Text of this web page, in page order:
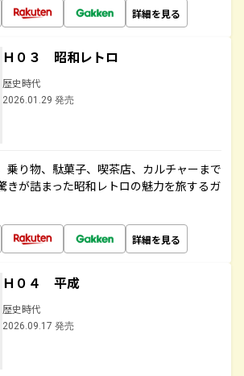
詳細を見る
Ｈ０３ 昭和レトロ
歴史時代
2026.01.29 発売
乗り物、駄菓子、喫茶店、カルチャーまで
きが詰まった昭和レトロの魅力を旅するガ
詳細を見る
Ｈ０４ 平成
歴史時代
2026.09.17 発売